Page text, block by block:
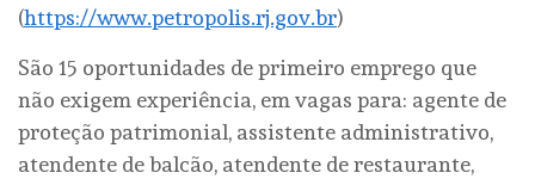
(https://www.petropolis.rj.gov.br)
São 15 oportunidades de primeiro emprego que
não exigem experiência, em vagas para: agente de
proteção patrimonial, assistente administrativo,
atendente de balcão, atendente de restaurante,